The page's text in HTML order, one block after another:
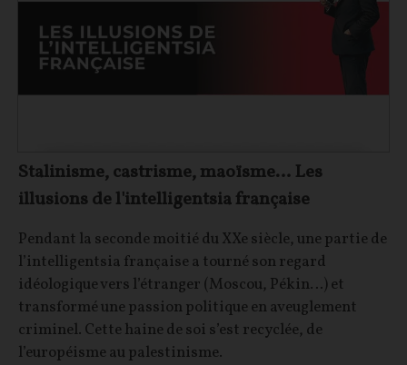
Stalinisme, castrisme, maoïsme… Les
illusions de l'intelligentsia française
Pendant la seconde moitié du XXe siècle, une partie de
l’intelligentsia française a tourné son regard
idéologique vers l’étranger (Moscou, Pékin…) et
transformé une passion politique en aveuglement
criminel. Cette haine de soi s’est recyclée, de
l’européisme au palestinisme.